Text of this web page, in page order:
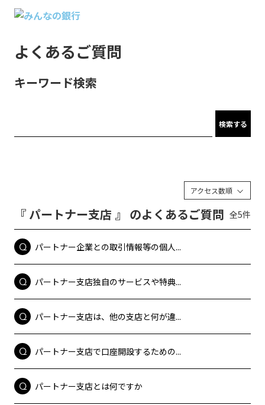
よくあるご質問
キーワード検索
検索する
アクセス数順
『 パートナー支店 』 のよくあるご質問 全5件
パートナー企業との取引情報等の個人...
パートナー支店独自のサービスや特典...
パートナー支店は、他の支店と何が違...
パートナー支店で口座開設するための...
パートナー支店とは何ですか